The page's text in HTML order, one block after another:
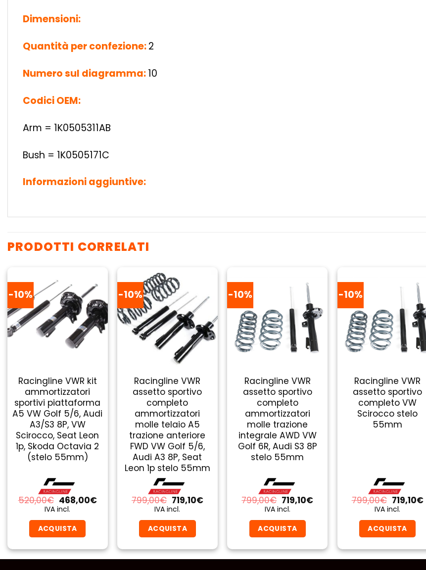
Dimensioni:
Quantità per confezione:2
Numero sul diagramma:10
Codici OEM:
Arm = 1K0505311AB
Bush = 1K0505171C
Informazioni aggiuntive:
PRODOTTI CORRELATI
-10%
Racingline VWR kit
ammortizzatori
sportivi piattaforma
A5 VW Golf 5/6, Audi
A3/S3 8P, VW
Scirocco, Seat Leon
1p, Skoda Octavia 2
(stelo 55mm)
520,00€ Il
prezzo
era:
520,00€.
468,00€Il
IVA incl.
ACQUISTA
-10%
Racingline VWR
assetto sportivo
completo
ammortizzatori
molle telaio A5
trazione anteriore
FWD VW Golf 5/6,
Audi A3 8P, Seat
Leon 1p stelo 55mm
799,00€ Il
prezzo
era:
799,00€.
719,10€Il
IVA incl.
ACQUISTA
-10%
Racingline VWR
assetto sportivo
completo
ammortizzatori
molle trazione
integrale AWD VW
Golf 6R, Audi S3 8P
stelo 55mm
799,00€ Il
prezzo
era:
799,00€.
719,10€Il
IVA incl.
ACQUISTA
-10%
Racingline VWR
assetto sportivo
completo VW
Scirocco stelo
55mm
799,00€ Il
prezzo
era:
799,00€.
719,10€Il
IVA incl.
ACQUISTA